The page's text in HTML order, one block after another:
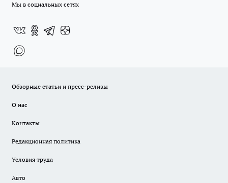
Мы в социальных сетях
Обзорные статьи и пресс-релизы
О нас
Контакты
Редакционная политика
Условия труда
Авто